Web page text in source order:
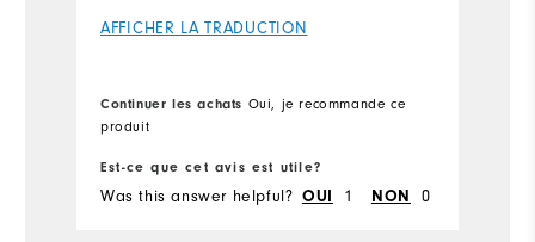
AFFICHER LA TRADUCTION
Continuer les achats Oui, je recommande ce
produit
Est-ce que cet avis est utile?
Was this answer helpful? OUI 1 NON 0